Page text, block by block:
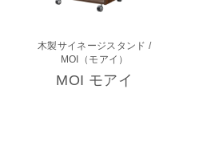
木製サイネージスタンド/
MOI（モアイ）
MOI モアイ